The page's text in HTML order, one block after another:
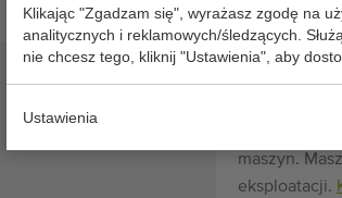
Klikając "Zgadzam się", wyrażasz zgodę na
analitycznych i reklamowych/śledzących.
nie chcesz tego, kliknij "Ustawienia", aby
Ustawienia
Miedema
ziemniaków
Połączenie
Grupie
maszyn.
eksploatacji.